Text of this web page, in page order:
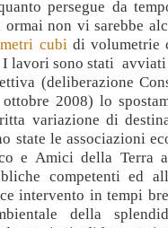
persegue da
ormai non vi sarebbe
cubidi volumetrie
sono stati avviati
(deliberazione
2008) lo
variazione di
state le associazioni
e Amici della Terra
competenti ed
intervento in tempi
della